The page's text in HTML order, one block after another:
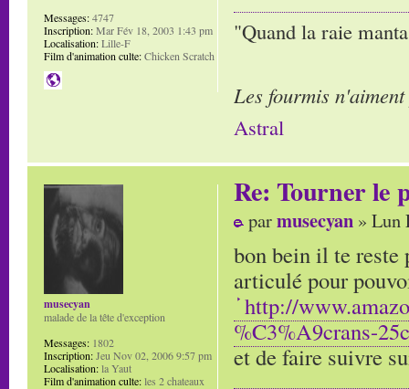
"Quand la raie
Les fourmis
Astral
Messages:4747
Inscription:Mar Fév 18, 2003 1:43 pm
Localisation:Lille-F
Film d'animation culte:Chicken Scratch
Re: Tourner le
parmusecyan » Lun
bon bein il te reste
articulé pour
http://
%C3%A9crans-
et de faire suivre
musecyan
malade de la tête d'exception
Messages: 1802
Inscription:Jeu Nov 02, 2006 9:57 pm
Localisation:la Yaut
Film d'animation culte:les 2 chateaux